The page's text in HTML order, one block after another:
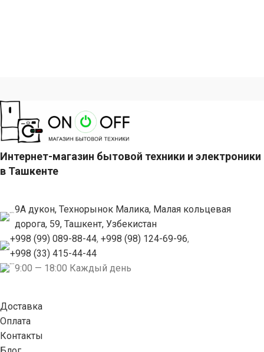
Интернет-магазин бытовой техники и электроники
в Ташкенте
9А дукон, Технорынок Малика, Малая кольцевая
дорога, 59, Ташкент, Узбекистан
+998 (99) 089-88-44, +998 (98) 124-69-96,
+998 (33) 415-44-44
9:00 — 18:00 Каждый день
Доставка
Оплата
Контакты